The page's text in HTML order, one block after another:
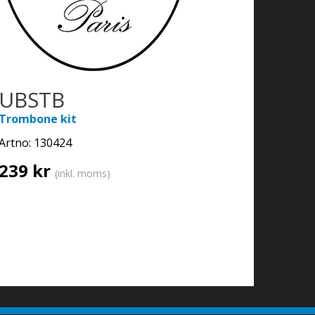
kit
130424
kr (inkl. moms)